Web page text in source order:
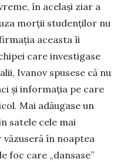
în ace­laşi ziar a
mor­ții studenţilor nu
aceasta îi
care investigase
Ivanov spusese că nu
şi informaţia pe care
Mai adăugase un
satele cele mai
în noaptea
foc care „dansase”